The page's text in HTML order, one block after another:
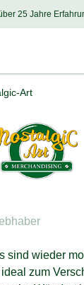
25 Jahre
über25
Art
sind wieder
zum